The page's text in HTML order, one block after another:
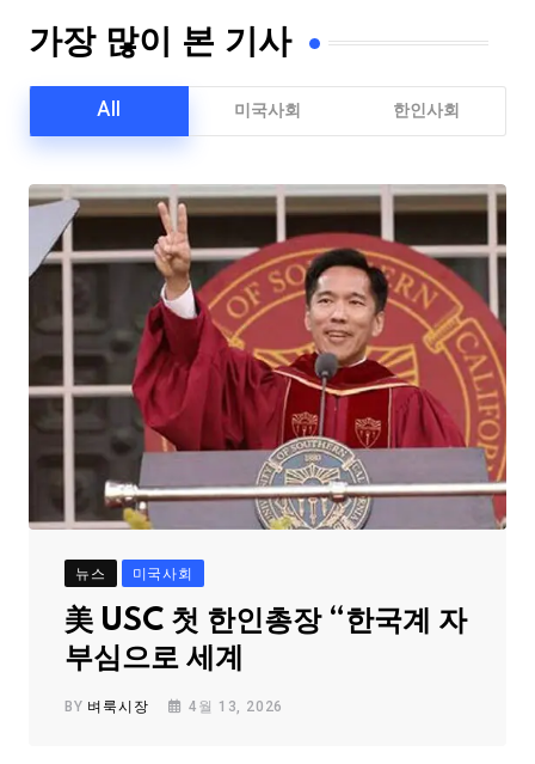
가장 많이 본 기사
All 미국사회 한인사회
뉴스 미국사회
美 USC 첫 한인총장 “한국계 자
부심으로 세계
BY 벼룩시장 4월 13, 2026